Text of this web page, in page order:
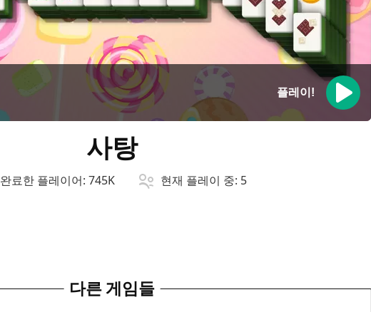
플레이!
사탕
완료한 플레이어: 745K 현재 플레이 중: 5
다른 게임들